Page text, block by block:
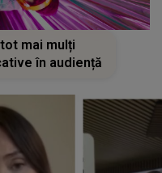
mai mulți
în audiență